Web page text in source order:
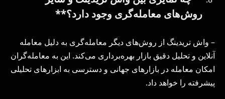
روش‌های معامله‌گری وجود دارد؟**
– واش تریدینگ از روش‌های دیگر معامله‌گری به دلیل معامله
آنلاین و تحلیل دقیق بازار بهره‌برداری می‌کند. این به معامله‌گران
امکان معامله در بازارهای جهانی و دسترسی به ابزارهای تحلیلی
پیشرفته را خواهد داد.